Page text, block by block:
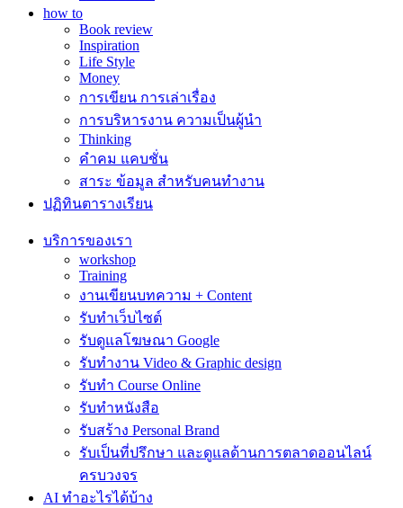
how to
Book review
Inspiration
Life Style
Money
การเขียน การเล่าเรื่อง
การบริหารงาน ความเป็นผู้นำ
Thinking
คำคม แคบชั่น
สาระ ข้อมูล สำหรับคนทำงาน
ปฏิทินตารางเรียน
บริการของเรา
workshop
Training
งานเขียนบทความ + Content
รับทำเว็บไซต์
รับดูแลโฆษณา Google
รับทำงาน Video & Graphic design
รับทำ Course Online
รับทำหนังสือ
รับสร้าง Personal Brand
รับเป็นที่ปรึกษา และดูแลด้านการตลาดออนไลน์
ครบวงจร
AI ทำอะไรได้บ้าง